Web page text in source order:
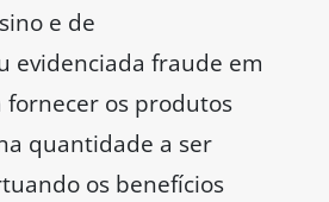
e de
evidenciada fraude em
fornecer os produtos
quantidade a ser
os benefícios